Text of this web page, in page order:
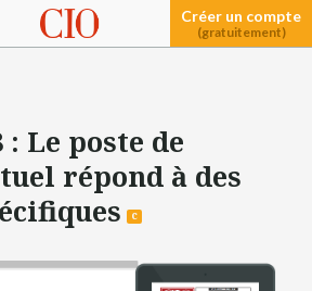
Créer un compte
(gratuitement)
: Le poste de
répond à des
c